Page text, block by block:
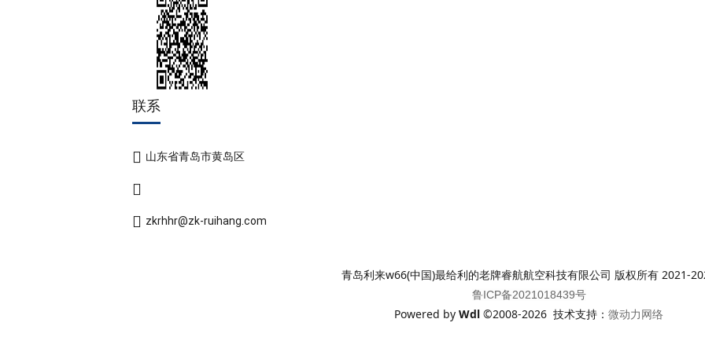
联系
山东省青岛市黄岛区
zkrhhr@zk-ruihang.com
青岛利来w66(中国)最给利的老牌睿航航空科技有限公司 版权所有 2021-
鲁ICP备2021018439号
Powered by Wdl ©2008-2026 技术支持： 微动力网络